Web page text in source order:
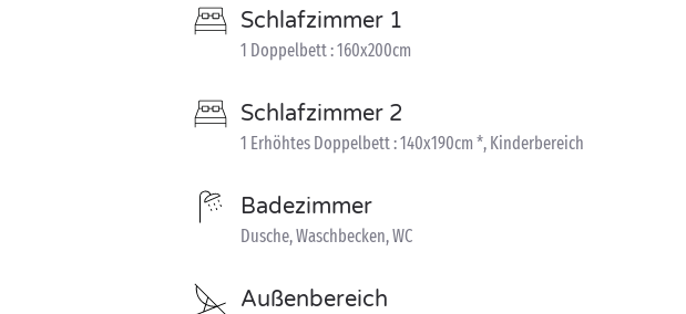
Schlafzimmer 1
1 Doppelbett : 160x200cm
Schlafzimmer 2
1 Erhöhtes Doppelbett : 140x190cm *, Kinderbereich
Badezimmer
Dusche, Waschbecken, WC
Außenbereich